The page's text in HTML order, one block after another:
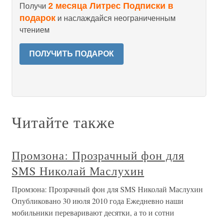
Получи 2 месяца Литрес Подписки в
подарок и наслаждайся неограниченным
чтением
ПОЛУЧИТЬ ПОДАРОК
Читайте также
Промзона: Прозрачный фон для
SMS Николай Маслухин
Промзона: Прозрачный фон для SMS Николай Маслухин
Опубликовано 30 июля 2010 года Ежедневно наши
мобильники переваривают десятки, а то и сотни